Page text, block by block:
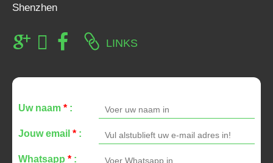
Shenzhen
LINKS
Uw naam * :
Jouw email * :
Whatsapp * :